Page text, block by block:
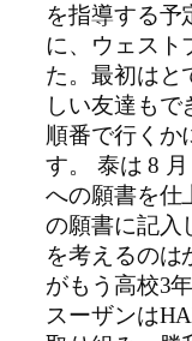
を指導する予
に、ウェスト
た。最初はと
しい友達もで
順番で行くか
す。 泰は 8
への願書を仕
の願書に記入
を考えるのは
がもう高校3
スーザンは